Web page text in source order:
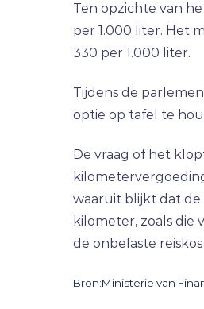
Ten opzichte van
per 1.000 liter. Het
330 per 1.000 liter.
Tijdens de
optie op tafel te
De vraag of het
waaruit blijkt dat de
kilometer, zoals die
de onbelaste
Bron:Ministerie van